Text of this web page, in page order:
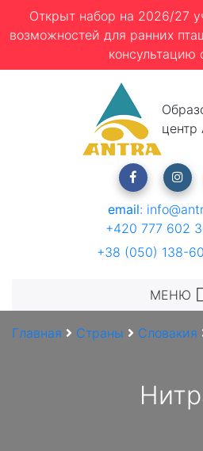
Открыт набор на 2026/27
возможностей для ранних
консультацию
центр
email:
+420 777 602
+38 (050) 138-
МЕНЮ
Главная Страны Словакия